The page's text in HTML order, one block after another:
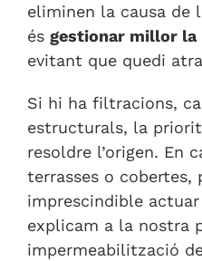
eliminen la causa de
és gestionar millor
evitant que quedi
Si hi ha filtracions,
estructurals, la
resoldre l’origen. En
terrasses o cobertes,
imprescindible
explicam a la nostra
impermeabilització